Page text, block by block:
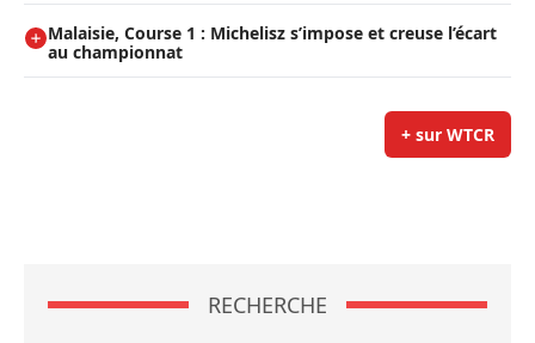
Malaisie, Course 1 : Michelisz s’impose et creuse l’écart
au championnat
+ sur WTCR
RECHERCHE